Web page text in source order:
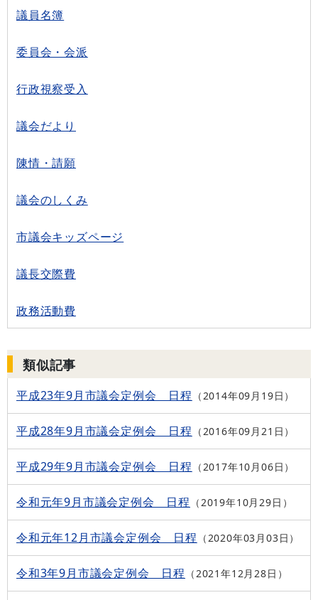
議員名簿
委員会・会派
行政視察受入
議会だより
陳情・請願
議会のしくみ
市議会キッズページ
議長交際費
政務活動費
類似記事
平成23年9月市議会定例会 日程 2014年09月19日
平成28年9月市議会定例会 日程 2016年09月21日
平成29年9月市議会定例会 日程 2017年10月06日
令和元年9月市議会定例会 日程 2019年10月29日
令和元年12月市議会定例会 日程 2020年03月03日
令和3年9月市議会定例会 日程 2021年12月28日